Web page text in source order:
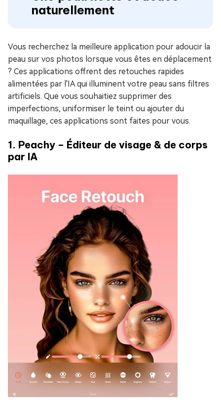
naturellement
Vous recherchez la meilleure application pour adoucir la
peau sur vos photos lorsque vous êtes en déplacement
? Ces applications offrent des retouches rapides
alimentées par l'IA qui illuminent votre peau sans filtres
artificiels. Que vous souhaitiez supprimer des
imperfections, uniformiser le teint ou ajouter du
maquillage, ces applications sont faites pour vous.
1. Peachy – Éditeur de visage & de corps
par IA